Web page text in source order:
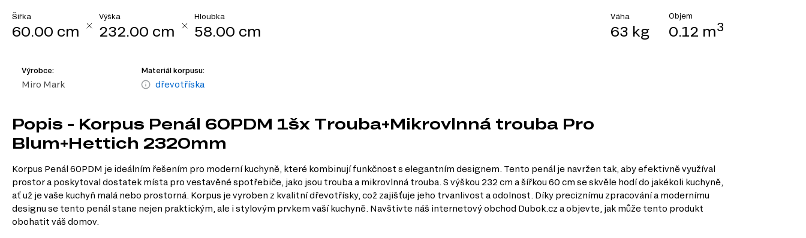
Šířka
60.00 cm
Výška
232.00 cm
Hloubka
58.00 cm
Váha
63 kg
Objem
0.12 m3
Výrobce:
Miro Mark
Materiál korpusu:
dřevotříska
Popis - Korpus Penál 60PDM 1šx Trouba+Mikrovlnná trouba Pro
Blum+Hettich 2320mm
Korpus Penál 60PDM je ideálním řešením pro moderní kuchyně, které kombinují funkčnost s elegantním designem. Tento penál je navržen tak, aby efektivně využíval
prostor a poskytoval dostatek místa pro vestavěné spotřebiče, jako jsou trouba a mikrovlnná trouba. S výškou 232 cm a šířkou 60 cm se skvěle hodí do jakékoli kuchyně,
ať už je vaše kuchyň malá nebo prostorná. Korpus je vyroben z kvalitní dřevotřísky, což zajišťuje jeho trvanlivost a odolnost. Díky preciznímu zpracování a modernímu
designu se tento penál stane nejen praktickým, ale i stylovým prvkem vaší kuchyně. Navštivte náš internetový obchod Dubok.cz a objevte, jak může tento produkt
obohatit váš domov.